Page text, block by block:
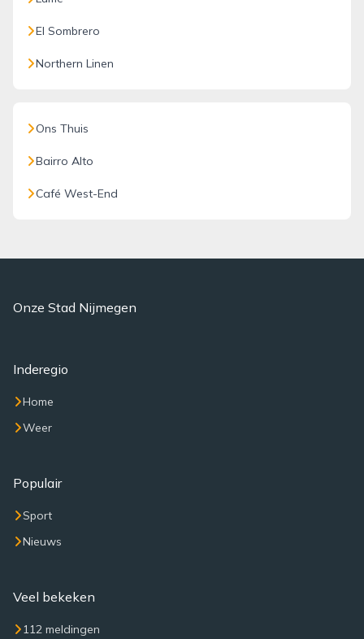
El Sombrero
Northern Linen
Ons Thuis
Bairro Alto
Café West-End
Onze Stad Nijmegen
Inderegio
Home
Weer
Populair
Sport
Nieuws
Veel bekeken
112 meldingen